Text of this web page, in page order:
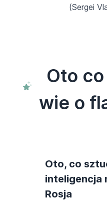
(Sergei
Oto
wie o
Oto, co
inteligencja
Rosja